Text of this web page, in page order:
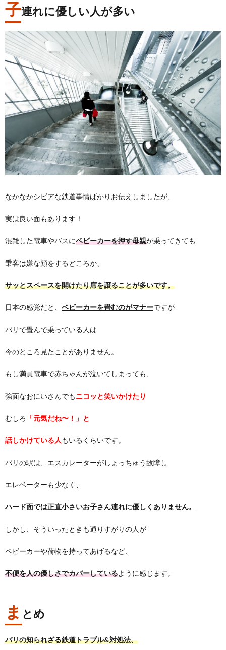
子連れに優しい人が多い
なかなかシビアな鉄道事情ばかりお伝えしましたが、
実は良い面もあります！
混雑した電車やバスにベビーカーを押す母親が乗ってきても
乗客は嫌な顔をするどころか、
サッとスペースを開けたり席を譲ることが多いです。
日本の感覚だと、 ベビーカーを畳むのがマナーですが
パリで畳んで乗っている人は
今のところ見たことがありません。
もし満員電車で赤ちゃんが泣いてしまっても、
強面なおにいさんでもニコッと笑いかけたり
むしろ 「元気だね〜！」と
話しかけている人 もいるくらいです。
パリの駅は、エスカレーターがしょっちゅう故障し
エレベーターも少なく、
ハード面では正直小さいお子さん連れに優しくありません。
しかし、そういったときも通りすがりの人が
ベビーカーや荷物を持ってあげるなど、
不便を人の優しさでカバーしているように感じます。
ま とめ
パリの知られざる鉄道トラブル&対処法、